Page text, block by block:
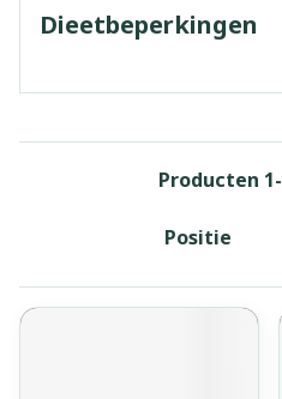
Dieetbeperkingen
Producten 1-
Sorteer op: